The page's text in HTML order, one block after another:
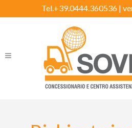
Tel.+39.0444.360536 |